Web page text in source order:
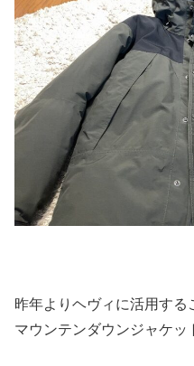
昨年よりヘヴィに活用す
マウンテンダウンジャケッ